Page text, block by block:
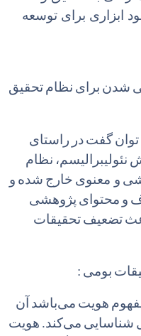
ابزاری برای توسعه
شدن برای نظامتحقیق
توانگفتدر راستای
نئولیبرالیسم، نظام
و معنوی خارج شده و
و محتوای پژوهشی
تضعیفتحقیقات
بومی :
هویت میباشد آن
شناسایی میکند. هویت